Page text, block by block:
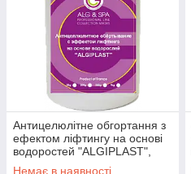
Антицелюлітне обгортання з
ефектом ліфтингу на основі
водоростей "ALGIPLAST",
200 м
Немає в наявності